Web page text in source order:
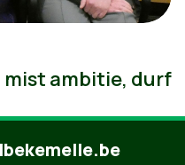
ambitie, durf